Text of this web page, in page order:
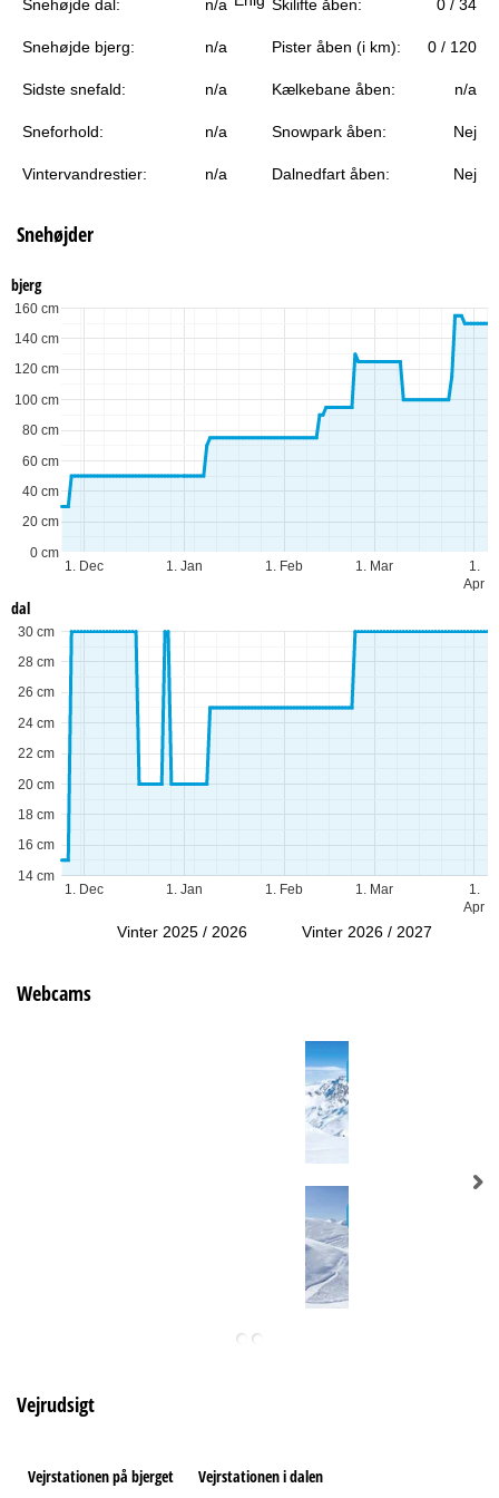
e
Snehøjde dal: n/a Skilifte åben: 0 / 34
Snehøjde bjerg: n/a Pister åben (i km): 0 / 120
Sidste snefald: n/a Kælkebane åben: n/a
Sneforhold: n/a Snowpark åben: Nej
Vintervandrestier: n/a Dalnedfart åben: Nej
Snehøjder
bjerg
1. Dec 1. Jan 1. Feb 1. Mar
1.
Apr
0 cm
20 cm
40 cm
60 cm
80 cm
100 cm
120 cm
140 cm
160 cm
dal
1. Dec 1. Jan 1. Feb 1. Mar
1.
Apr
14 cm
16 cm
18 cm
20 cm
22 cm
24 cm
26 cm
28 cm
30 cm
Vinter 2025 / 2026 Vinter 2026 / 2027
Webcams
Vejrudsigt
Vejrstationen på bjerget Vejrstationen i dalen